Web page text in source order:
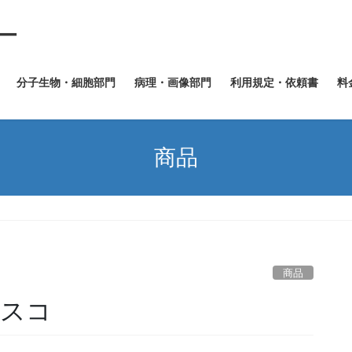
分子生物・細胞部門 病理・画像部門 利用規定・依頼書 料
商品
商品
コ